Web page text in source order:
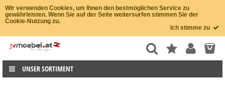
Wir verwenden Cookies, um Ihnen den bestmöglichen Service zu
gewährleisten. Wenn Sie auf der Seite weitersurfen stimmen Sie der
Cookie-Nutzung zu.
Ich stimme zu
UNSER SORTIMENT